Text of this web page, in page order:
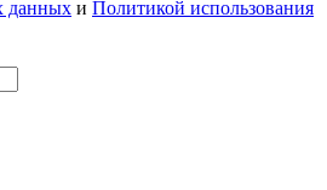
данных и Политикой использования